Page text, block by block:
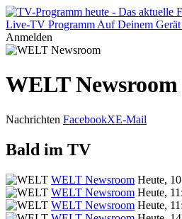
Live-TV Programm Auf Deinem Gerät
Anmelden
WELT Newsroom
Nachrichten FacebookXE-Mail
Bald im TV
WELT Newsroom Heute,
WELT Newsroom Heute,
WELT Newsroom Heute,